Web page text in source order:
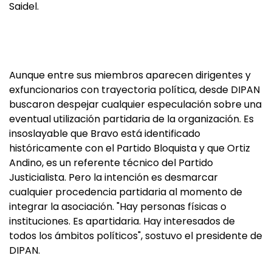
Saidel.
Aunque entre sus miembros aparecen dirigentes y
exfuncionarios con trayectoria política, desde DIPAN
buscaron despejar cualquier especulación sobre una
eventual utilización partidaria de la organización. Es
insoslayable que Bravo está identificado
históricamente con el Partido Bloquista y que Ortiz
Andino, es un referente técnico del Partido
Justicialista. Pero la intención es desmarcar
cualquier procedencia partidaria al momento de
integrar la asociación. "Hay personas físicas o
instituciones. Es apartidaria. Hay interesados de
todos los ámbitos políticos", sostuvo el presidente de
DIPAN.